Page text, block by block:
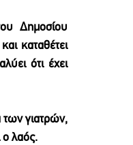
Δημοσίου
καταθέτει
ότι έχει
των γιατρών,
λαός.